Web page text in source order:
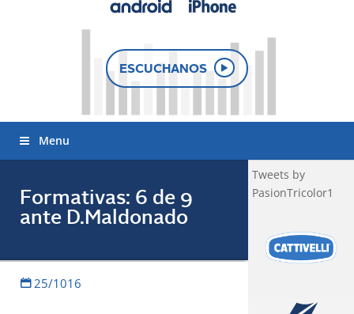
ESCUCHANOS
Menu
Formativas: 6 de 9
ante D.Maldonado
25/1016
Tweets by
PasionTricolor1